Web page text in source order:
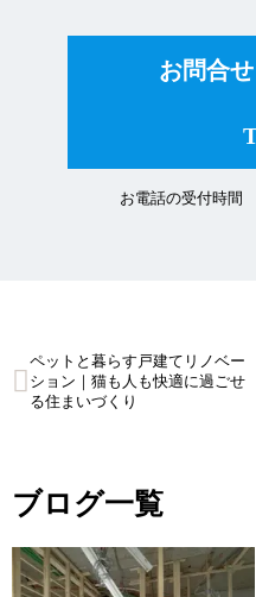
お問合
お電話の受付時間
投
ビ
ゲ
ペットと暮らす戸建てリノベー
ション｜猫も人も快適に過ごせ
る住まいづくり
ブログ一覧